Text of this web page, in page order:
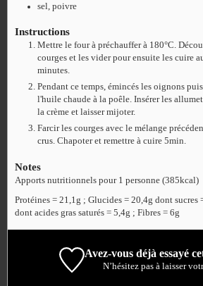
sel, poivre
Instructions
Mettre le four à préchauffer à 180°C.
courges et les vider pour ensuite les cuire
minutes.
Pendant ce temps, émincés les oignons
l'huile chaude à la poêle. Insérer les
la crème et laisser mijoter.
Farcir les courges avec le mélange
crus. Chapoter et remettre à cuire 5min.
Notes
Apports nutritionnels pour 1 personne (385kcal)
Protéines = 21,1g ; Glucides = 20,4g dont sucres
dont acides gras saturés = 5,4g ; Fibres = 6g
Avez-vous déjà essayé
N’hésitez pas à laisser